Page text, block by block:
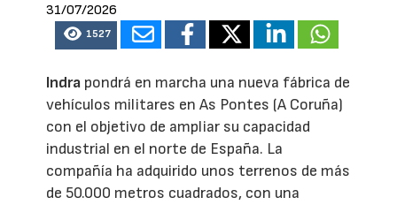
31/07/2026
1527
Indra pondrá en marcha una nueva fábrica de
vehículos militares en As Pontes (A Coruña)
con el objetivo de ampliar su capacidad
industrial en el norte de España. La
compañía ha adquirido unos terrenos de más
de 50.000 metros cuadrados, con una